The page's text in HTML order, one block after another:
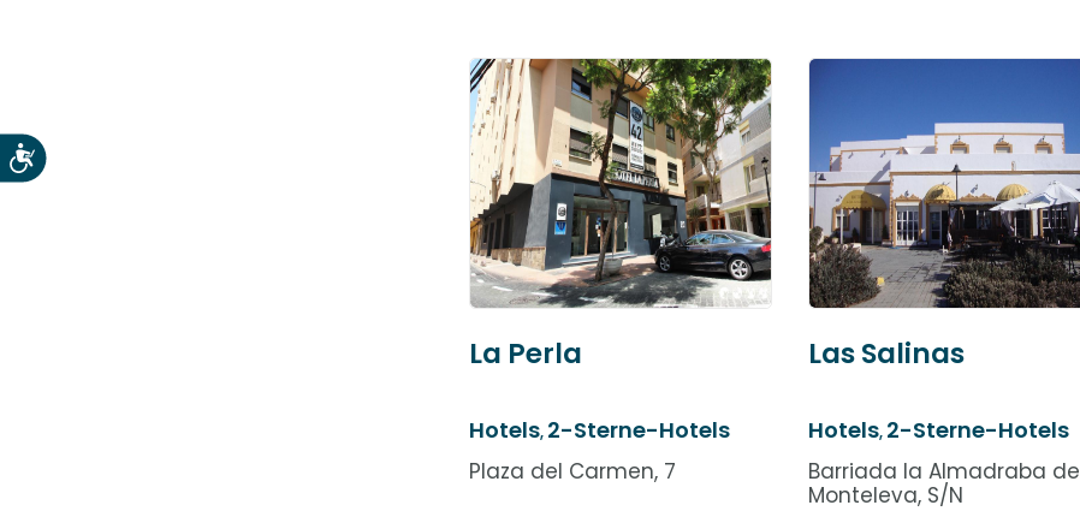
Accesibilidad
La Perla
Hotels, 2-Sterne-Hotels
Plaza del Carmen, 7
Las Salinas
Hotels, 2-Sterne-Hotels
Barriada la Almadraba de
Monteleva, S/N